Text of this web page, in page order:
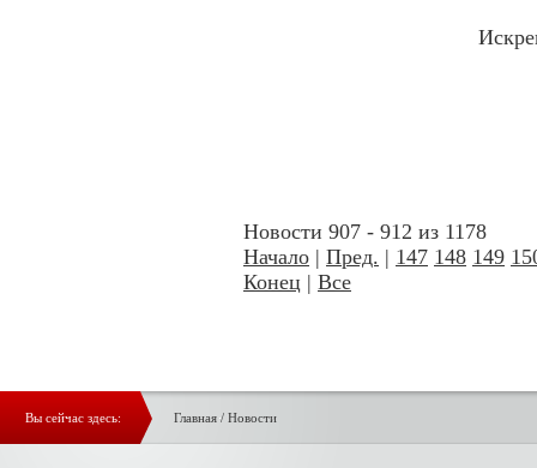
Новости 907 - 912 из 1178
Начало | Пред. | 147 148 149
Конец | Все
Вы сейчас здесь: Главная/ Новости